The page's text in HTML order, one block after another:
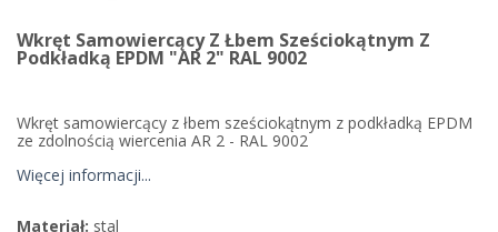
Wkręt Samowiercący Z Łbem Sześciokątnym Z
Podkładką EPDM "AR 2" RAL 9002
Wkręt samowiercący z łbem sześciokątnym z podkładką EPDM
ze zdolnością wiercenia AR 2 - RAL 9002
Więcej informacji...
Materiał: stal